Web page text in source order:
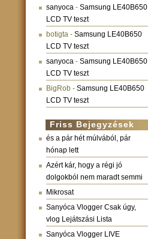
sanyoca - Samsung LE40B650
LCD TV teszt
botigta - Samsung LE40B650
LCD TV teszt
sanyoca - Samsung LE40B650
LCD TV teszt
BigRob - Samsung LE40B650
LCD TV teszt
Friss Bejegyzések
és a pár hét múlvából, pár
hónap lett
Azért kár, hogy a régi jó
dolgokból nem maradt semmi
Mikrosat
Sanyóca Vlogger Csak úgy,
vlog Lejátszási Lista
Sanyóca Vlogger LIVE